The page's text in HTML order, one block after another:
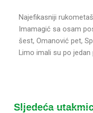
Najefikasniji
Imamagić sa osam
šest, Omanović pet,
Limo imali su po jedan
Sljedeća